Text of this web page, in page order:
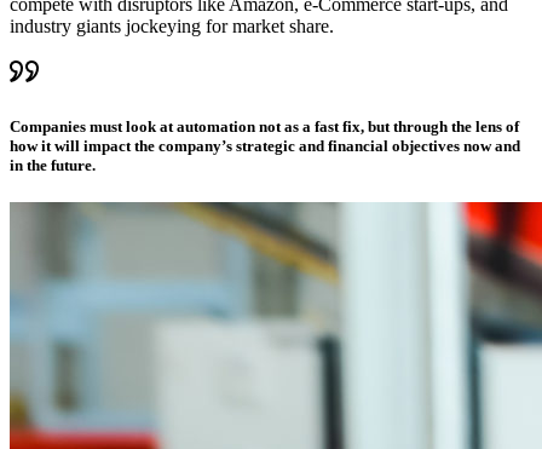
compete with disruptors like Amazon, e-Commerce start-ups, and
industry giants jockeying for market share.
Companies must look at automation not as a fast fix, but through the lens of
how it will impact the company’s strategic and financial objectives now and
in the future.